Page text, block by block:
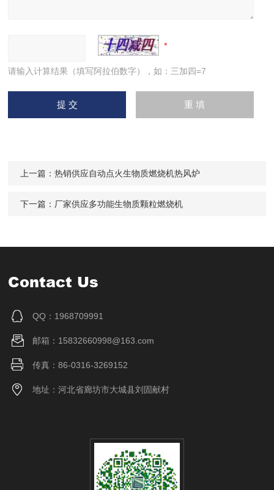
请输入计算结果（填写阿拉伯数字），如：三加四=7
上一篇：热销供应自动点火生物质燃烧机热风炉
下一篇： 厂家供应多功能生物质颗粒燃烧机
Contact Us
QQ：1968709991
邮箱：15832660998@163.com
传真：86-0316-3269152
地址：河北省廊坊市大城县刘固献村